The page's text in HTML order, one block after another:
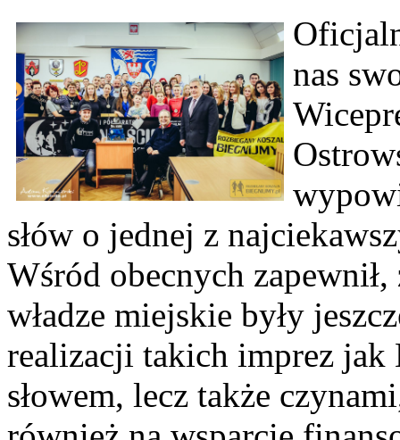
nas
słów o jednej z
Wśród obecnych
władze miejskie były
realizacji takich imprez jak
słowem, lecz także